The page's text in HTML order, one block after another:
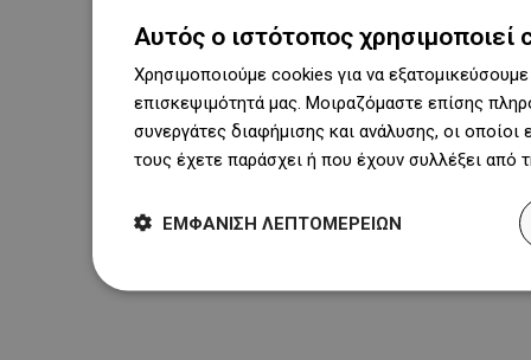
Αυτός ο ιστότοπος χρησιμοποιεί
Χρησιμοποιούμε cookies για να
επισκεψιμότητά μας. Μοιραζόμαστε επίσης
συνεργάτες διαφήμισης και ανάλυσης, οι
τους έχετε παράσχει ή που έχουν συλλέξει
ΕΜΦΆΝΙΣΗ ΛΕΠΤΟΜΕΡΕΙΏΝ